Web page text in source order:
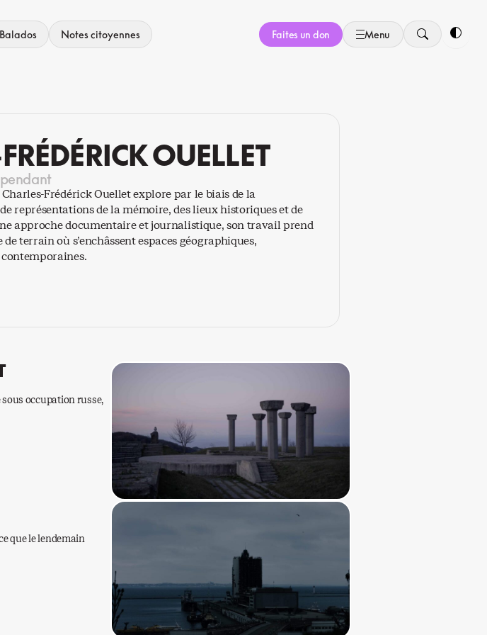
Balados Notes citoyennes Faites un don Menu
OUELLET
Frédérick Ouellet explore par le biais de la
représentations de la mémoire, des lieux historiques et de
approche documentaire et journalistique, son travail prend
terrain où s’enchâssent espaces géographiques,
contemporaines.
occupation russe,
que le lendemain